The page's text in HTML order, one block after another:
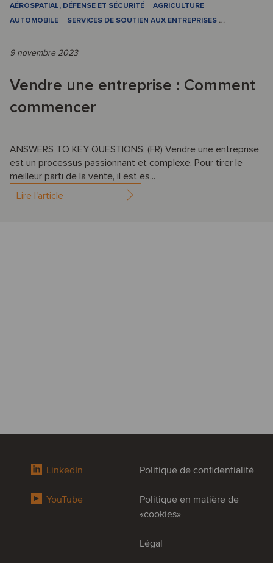
AÉROSPATIAL, DÉFENSE ET SÉCURITÉ
AGRICULTURE
AUTOMOBILE
SERVICES DE SOUTIEN AUX ENTREPRISES …
9 novembre 2023
Vendre une entreprise : Comment
commencer
ANSWERS TO KEY QUESTIONS: (FR) Vendre une entreprise
est un processus passionnant et complexe. Pour tirer le
meilleur parti de la vente, il est es...
Lire l'article
LinkedIn
YouTube
Politique de confidentialité
Politique en matière de
«cookies»
Légal